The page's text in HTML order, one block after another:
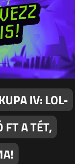
IV: LOL-
FT A TÉT,